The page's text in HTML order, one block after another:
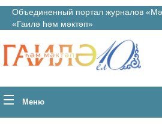
Объединенный портал журналов
«Гаилә һәм мәктәп»
Меню